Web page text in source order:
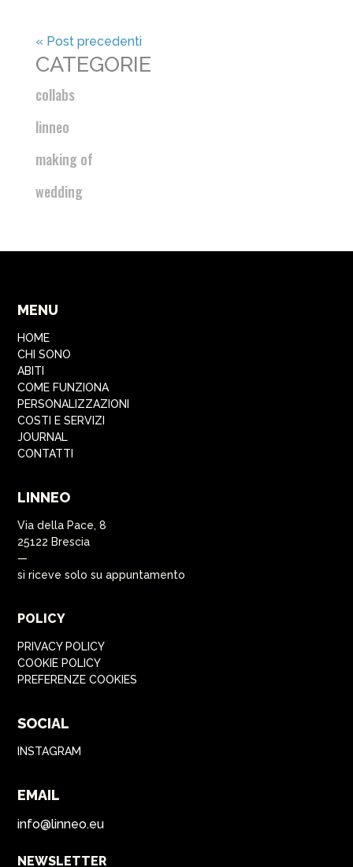
« Post precedenti
CATEGORIE
collabs
linneo
making of
wedding
MENU
HOME
CHI SONO
ABITI
COME FUNZIONA
PERSONALIZZAZIONI
COSTI E SERVIZI
JOURNAL
CONTATTI
LINNEO
Via della Pace, 8
25122 Brescia
—
si riceve solo su appuntamento
POLICY
PRIVACY POLICY
COOKIE POLICY
PREFERENZE COOKIES
SOCIAL
INSTAGRAM
EMAIL
info@linneo.eu
NEWSLETTER